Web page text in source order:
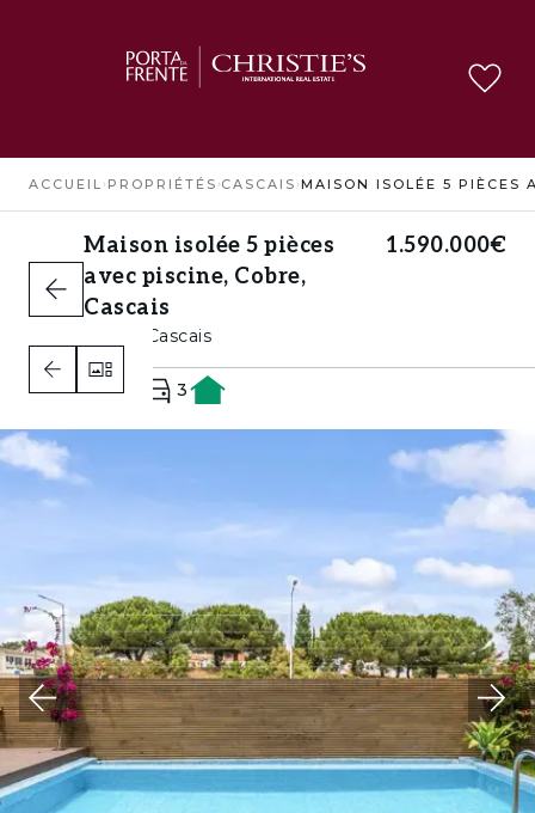
ACCUEIL › PROPRIÉTÉS ›CASCAIS ›
Maison isolée 5 pièces
avec piscine, Cobre,
Cascais
Cobre, Cascais
1.590.000€
4 3 3